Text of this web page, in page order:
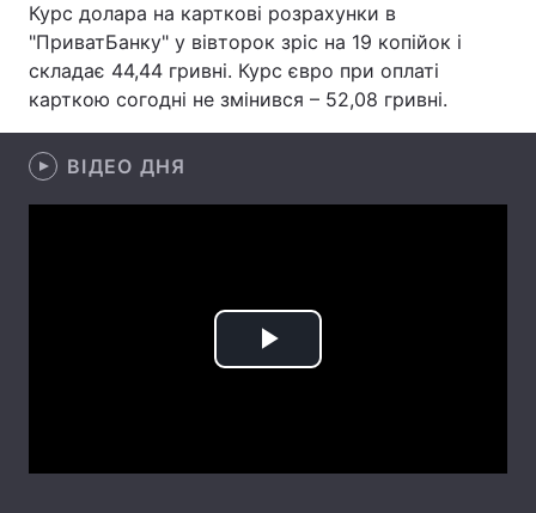
Інтерв'ю Думки
Архів Вакансії
Контакти
Послуги
Курс долара на карткові розрахунки в
"ПриватБанку" у вівторок зріс на 19 копійок і
складає 44,44 гривні. Курс євро при оплаті
карткою согодні не змінився – 52,08 гривні.
ВІДЕО ДНЯ
Play